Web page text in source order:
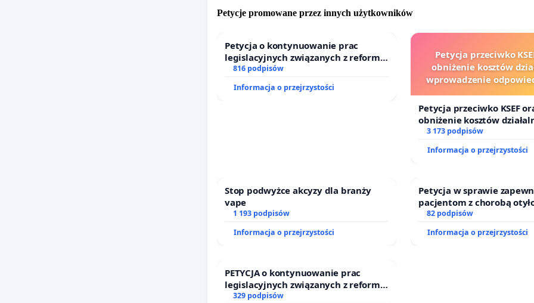
głęboko skonsultowany z mieszkańcami.
Bądźcie z nami 23 listopada na sesji Rady Miasta Katowice o
godzinie 11:00 w sali 209 urzędu miasta przy Młyńskiej 4.
Niszczeniu lasu powiedzcie głośne „NIE”!!!
Petycje promowane przez innych użytkowników
Petycja o kontynuowanie prac
legislacyjnych związanych z reformą
prawa rodzinnego
816 podpisów
Informacja o przejrzystości
Petycja przeciwko
obniżenie kosztów
wprowadzenie
i sędziów
Petycja przeciwko KSEF
obniżenie kosztów
wprowadzenie
sędziów
3 173 podpisów
Informacja o przejrzystości
Stop podwyżce akcyzy dla branży
vape
1 193 podpisów
Informacja o przejrzystości
Petycja w sprawie
pacjentom z chorobą
dostępu do
82 podpisów
Informacja o przejrzystości
PETYCJA o kontynuowanie prac
legislacyjnych związanych z reformą
prawa rodzinnego
329 podpisów